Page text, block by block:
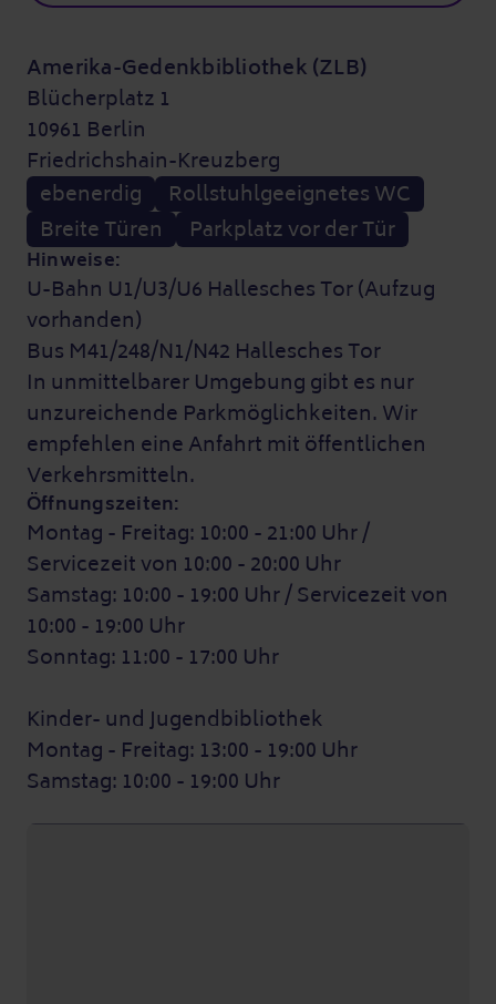
Amerika-Gedenkbibliothek (ZLB)
Blücherplatz 1
10961 Berlin
Friedrichshain-Kreuzberg
ebenerdig
Rollstuhlgeeignetes WC
Breite Türen
Parkplatz vor der Tür
Hinweise:
U-Bahn U1/U3/U6 Hallesches Tor (Aufzug
vorhanden)
Bus M41/248/N1/N42 Hallesches Tor
In unmittelbarer Umgebung gibt es nur
unzureichende Parkmöglichkeiten. Wir
empfehlen eine Anfahrt mit öffentlichen
Verkehrsmitteln.
Öffnungszeiten:
Montag - Freitag: 10:00 - 21:00 Uhr /
Servicezeit von 10:00 - 20:00 Uhr
Samstag: 10:00 - 19:00 Uhr / Servicezeit von
10:00 - 19:00 Uhr
Sonntag: 11:00 - 17:00 Uhr
Kinder- und Jugendbibliothek
Montag - Freitag: 13:00 - 19:00 Uhr
Samstag: 10:00 - 19:00 Uhr